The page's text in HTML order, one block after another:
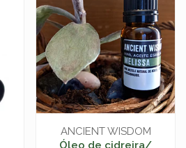
ANCIENT WISDOM
Óleo de cidreira/